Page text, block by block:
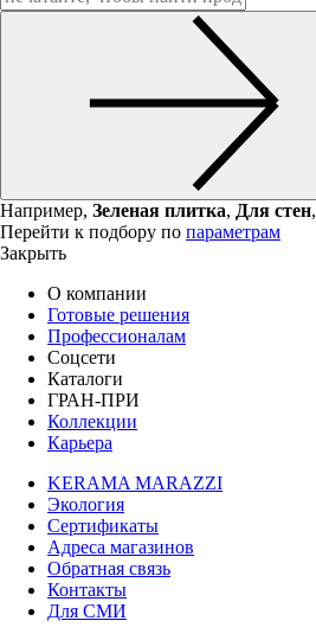
Например, Зеленая плитка, Для стен,
Перейти к подбору по параметрам
Закрыть
О компании
Готовые решения
Профессионалам
Соцсети
Каталоги
ГРАН-ПРИ
Коллекции
Карьера
KERAMA MARAZZI
Экология
Сертификаты
Адреса магазинов
Обратная связь
Контакты
Для СМИ